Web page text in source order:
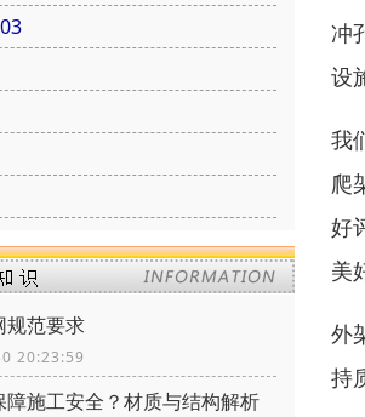
规范要求
20:23:59
施工安全？材质与结构解析
冲
设
我
爬
好
美
外
持